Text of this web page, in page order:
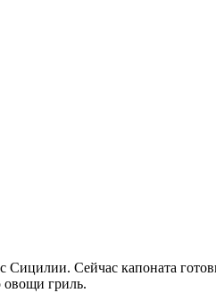
Сейчас капоната
овощи гриль.